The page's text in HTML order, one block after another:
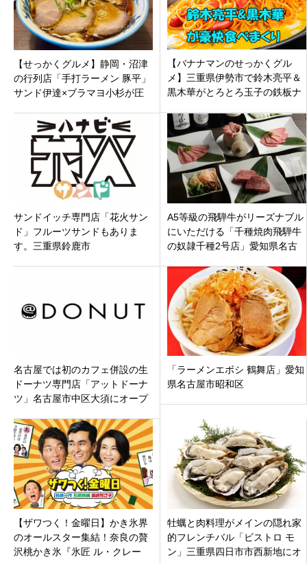
【せっかくグルメ】静岡・沼津
の行列店「手打ラーメン 豚平」
サンド伊達×ブラマヨ小杉が圧
【バナナマンのせっかくグル
メ】三重県伊勢市で鈴木亮平＆
黒木華がとろとろ玉子の鉄板ナ
ぷり披露！
サンドイッチ専門店「花火サン
ド」フルーツサンドもありま
す。三重県鈴鹿市
A5等級の飛騨牛がリーズナブル
にいただける「千種焼肉飛騨牛
の奴隷千種2号店」愛知県名古
名古屋では初のカフェ併設の生
ドーナツ専門店「アットドーナ
ツ」名古屋市中区大須にオープ
「ラーメンエボシ 鶴舞店」愛知
県名古屋市昭和区
【ザワつく！金曜日】かき氷界
のオールスター集結！奈良の贅
沢桃かき氷『氷匠 ル・クレー
牡蠣と肉料理がメインの隠れ家
的フレンチバル「ビストロ モ
ン」三重県四日市市西新地にオ